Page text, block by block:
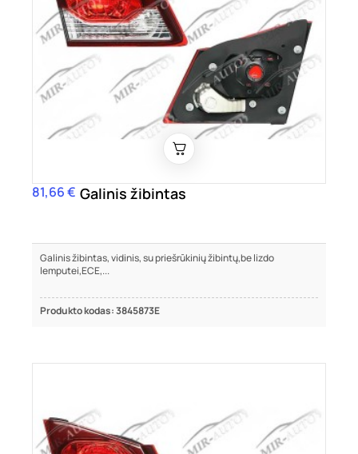
Kaina
81,66 € Galinis žibintas
Galinis žibintas, vidinis, su priešrūkinių žibintų,be lizdo
lemputei,ECE,...
Produkto kodas: 3845873E